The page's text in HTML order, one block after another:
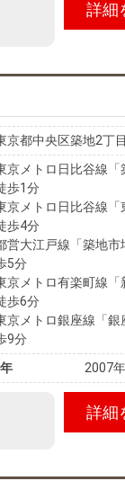
詳細
京都中央区築地2丁
京メトロ日比谷線「
歩1分
京メトロ日比谷線「
歩4分
営大江戸線「築地市
5分
京メトロ有楽町線「
歩6分
京メトロ銀座線「銀
9分
2007年
詳細